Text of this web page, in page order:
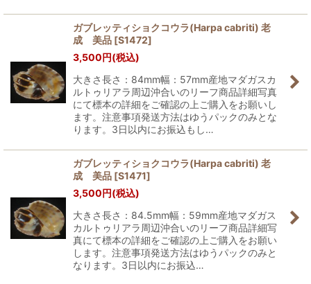
ガブレッティショクコウラ(Harpa cabriti) 老
成 美品 [S1472]
3,500円(税込)
大きさ長さ：84mm幅：57mm産地マダガスカ
ルトゥリアラ周辺沖合いのリーフ商品詳細写真
にて標本の詳細をご確認の上ご購入をお願いし
ます。注意事項発送方法はゆうパックのみとな
ります。3日以内にお振込もし…
ガブレッティショクコウラ(Harpa cabriti) 老
成 美品 [S1471]
3,500円(税込)
大きさ長さ：84.5mm幅：59mm産地マダガス
カルトゥリアラ周辺沖合いのリーフ商品詳細写
真にて標本の詳細をご確認の上ご購入をお願い
します。注意事項発送方法はゆうパックのみと
なります。3日以内にお振込…